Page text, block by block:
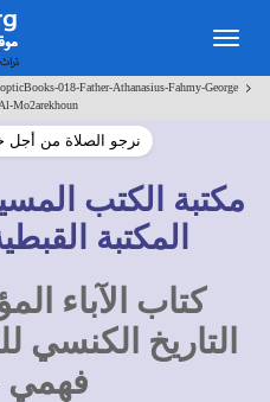
018-Father-Athanasius-Fahmy-George >
Mo2arekhoun
نرجو الصلاة من أجل
مكتبة الكتب
المكتبة
كتاب الآباء
التاريخ
فهمي